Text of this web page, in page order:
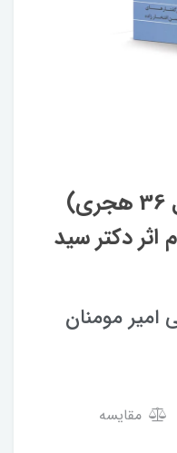
کتاب تاریخ اسلام (سال 36 هجری)
اثر دکتر سید
مومنان
مقایسه